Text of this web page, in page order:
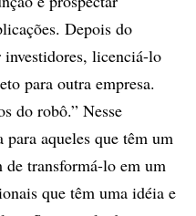
Depois do
licenciá-lo
para outra empresa.
do robô.” Nesse
para aqueles que têm um
de transformá-lo em um
que têm uma idéia e